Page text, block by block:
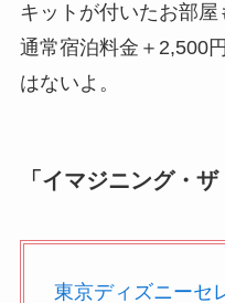
キットが付いたお部
通常宿泊料金＋2,500
はないよ。
「イマジニング・
東京ディズニーセ